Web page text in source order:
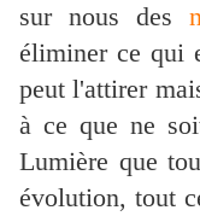
sur nous des
éliminer ce qui
peut l'attirer
à ce que ne
Lumière que
évolution, tout